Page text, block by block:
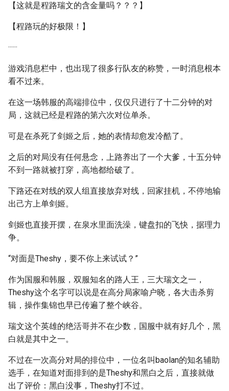
【这就是程路瑞文的含金量吗？？？】
【程路玩的好极限！】
······
游戏消息栏中，也出现了很多行队友的称赞，一时消息根本
看不过来。
在这一场韩服的高端排位中，仅仅只进行了十二分钟的对
局，这就已经是程路的第六次对位单杀。
可是在杀死了剑姬之后，她的表情却愈发冷酷了。
之后的对局没有任何悬念，上路养出了一个大爹，十五分钟
不到一路就被打穿，高地都给破了。
下路还在对线的双人组直接放弃对线，回家挂机，不停地输
出己方上单剑姬。
剑姬也直接开摆，在泉水里面洗澡，键盘扣的飞快，据理力
争。
“对面是Theshy，要不你上来试试？”
作为国服和韩服，双服知名的路人王，三大瑞文之一，
Theshy这个名字可以说是在高分局家喻户晓，各大击杀剪
辑，操作集锦也早已传遍了整个峡谷。
瑞文这个英雄的绝活哥并不在少数，国服中就有好几个，黑
白就是其中之一。
不过在一次高分对局的排位中，一位名叫baolan的知名辅助
选手，在知道对面排到的是Theshy和黑白之后，直接就做
出了评价：黑白没事，Theshy打不过。